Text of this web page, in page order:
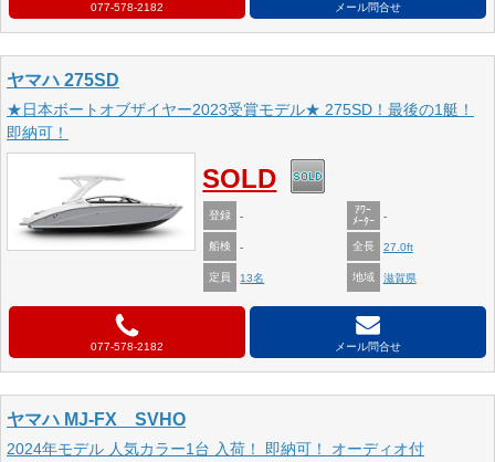
077-578-2182 メール問合せ
ヤマハ 275SD
★日本ボートオブザイヤー2023受賞モデル★ 275SD！最後の1艇！
即納可！
SOLD
登録 -
ｱﾜｰ
ﾒｰﾀｰ
-
船検 - 全長 27.0ft
定員 13名 地域 滋賀県
077-578-2182 メール問合せ
ヤマハ MJ-FX SVHO
2024年モデル 人気カラー1台 入荷！ 即納可！ オーディオ付